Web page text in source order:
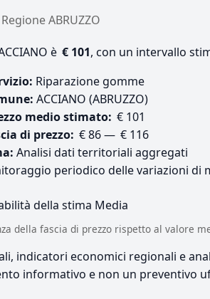
Regione ABRUZZO
è € 101, con un intervallo
Riparazione gomme
ACCIANO (ABRUZZO)
medio stimato: € 101
di prezzo: € 86 — € 116
Analisi dati territoriali aggregati
periodico delle variazioni di
della stima Media
della fascia di prezzo rispetto al valore
indicatori economici regionali e
informativo e non un preventivo